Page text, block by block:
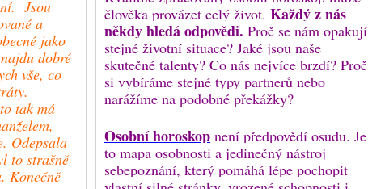
Jsou
a
jako
dobré
vše, co
tak má
Odepsala
to strašně
Konečně
člověka provázet celý život. Každý z nás
někdy hledá odpovědi. Proč se nám opakují
stejné životní situace? Jaké jsou naše
skutečné talenty? Co nás nejvíce brzdí? Proč
si vybíráme stejné typy partnerů nebo
narážíme na podobné překážky?
Osobní horoskop není předpovědí osudu. Je
to mapa osobnosti a jedinečný nástroj
sebepoznání, který pomáhá lépe pochopit